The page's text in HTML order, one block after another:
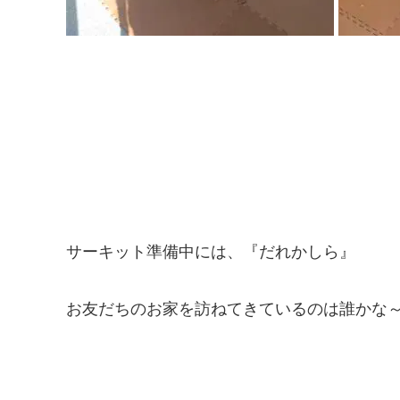
サーキット準備中には、『だれかしら』
お友だちのお家を訪ねてきているのは誰かな